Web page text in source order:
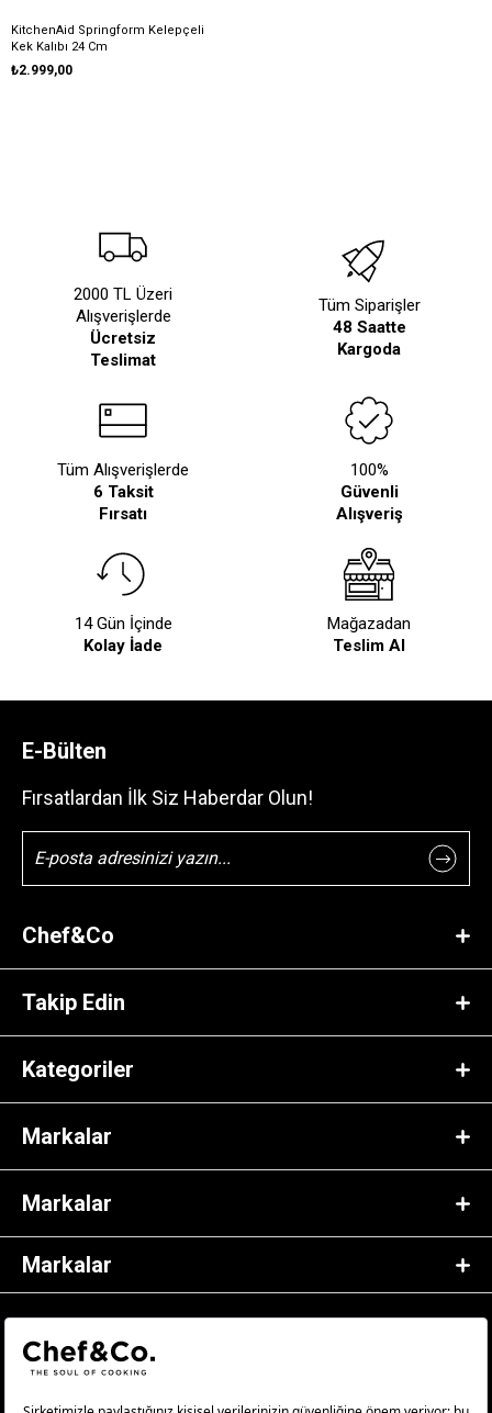
KitchenAid Springform Kelepçeli
Kek Kalıbı 24 Cm
₺2.999,00
2000 TL Üzeri
Alışverişlerde
Ücretsiz
Teslimat
Tüm Siparişler
48 Saatte
Kargoda
Tüm Alışverişlerde
6 Taksit
Fırsatı
100%
Güvenli
Alışveriş
14 Gün İçinde
Kolay İade
Mağazadan
Teslim Al
E-Bülten
Fırsatlardan İlk Siz Haberdar Olun!
Chef&Co
Takip Edin
Kategoriler
Markalar
Markalar
Markalar